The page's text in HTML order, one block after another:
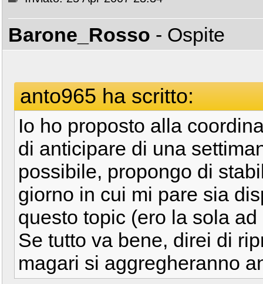
Barone_Rosso - Ospite
anto965 ha scritto:
Io ho proposto alla
di anticipare di una
possibile, propongo di
giorno in cui mi pare sia
questo topic (ero la sola
Se tutto va bene, direi di
magari si aggregheranno